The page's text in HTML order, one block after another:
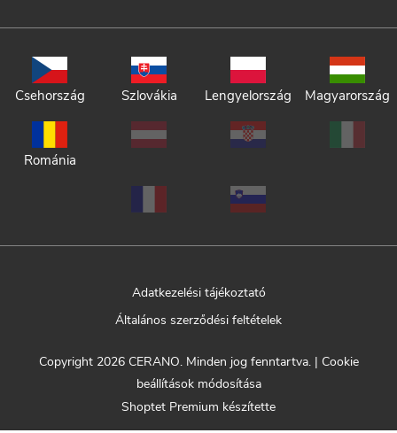
Csehország Szlovákia Lengyelország Magyarország
Románia
Adatkezelési tájékoztató
Általános szerződési feltételek
Shoptet Premium készítette
Copyright 2026 CERANO. Minden jog fenntartva. | Cookie
beállítások módosítása